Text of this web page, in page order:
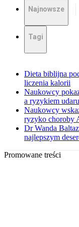
Najnowsze
Tagi
Dieta biblijna
liczenia kalorii
Naukowcy
a ryzykiem udaru
Naukowcy
ryzyko choroby
Dr Wanda
najlepszym
Promowane treści